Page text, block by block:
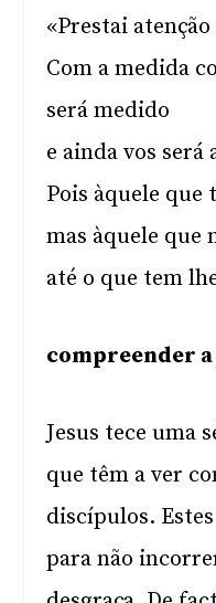
«Prestai
Com a medida
será medido
e ainda vos será
Pois àquele que
mas àquele que
até o que tem
compreender
Jesus tece uma
que têm a ver
discípulos.
para não